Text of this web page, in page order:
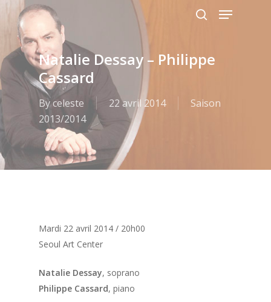
main
content
Menu
Natalie Dessay – Philippe
Cassard
Byceleste 22 avril 2014
Saison
2013/2014
Mardi 22 avril 2014 / 20h00
Seoul Art Center
Natalie Dessay, soprano
Philippe Cassard, piano